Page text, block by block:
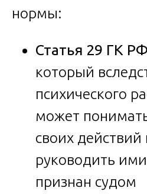
нормы:
Статья 29 ГК РФ
который
психического
может
своих действий
руководить
признан судом